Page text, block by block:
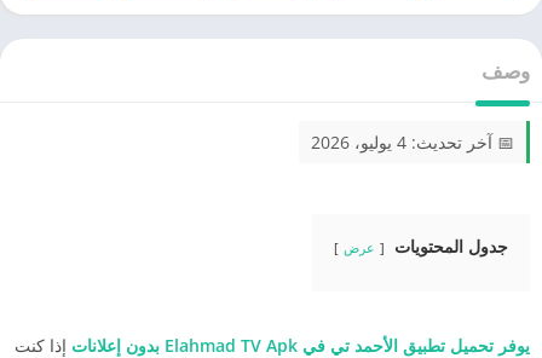
وصف
📅 آخر تحديث: 4 يوليو، 2026
جدول المحتويات عرض
يوفر تحميل تطبيق الأحمد تي في Elahmad TV Apk بدون إعلانات
إذا كنت